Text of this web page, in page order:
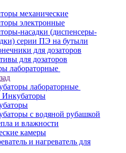
механические
электронные
насадки (диспенсеры-
серии ПЭ на бутыли
для дозаторов
для дозаторов
лабораторные
лабораторные
Инкубаторы
с водяной рубашкой
и влажности
камеры
и нагреватель для